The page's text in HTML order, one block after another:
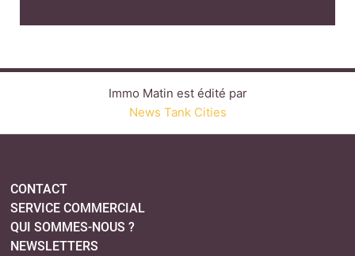
Immo Matin est édité par
News Tank Cities
CONTACT
SERVICE COMMERCIAL
QUI SOMMES-NOUS ?
NEWSLETTERS